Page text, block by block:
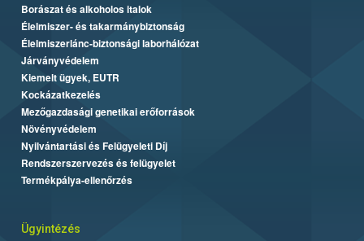
Borászat és alkoholos italok
Élelmiszer- és takarmánybiztonság
Élelmiszerlánc-biztonsági laborhálózat
Járványvédelem
Kiemelt ügyek, EUTR
Kockázatkezelés
Mezőgazdasági genetikai erőforrások
Növényvédelem
Nyilvántartási és Felügyeleti Díj
Rendszerszervezés és felügyelet
Termékpálya-ellenőrzés
Ügyintézés